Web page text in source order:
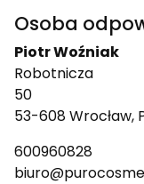
Osoba
Piotr Woźniak
Robotnicza
50
53-608 Wrocław,
600960828